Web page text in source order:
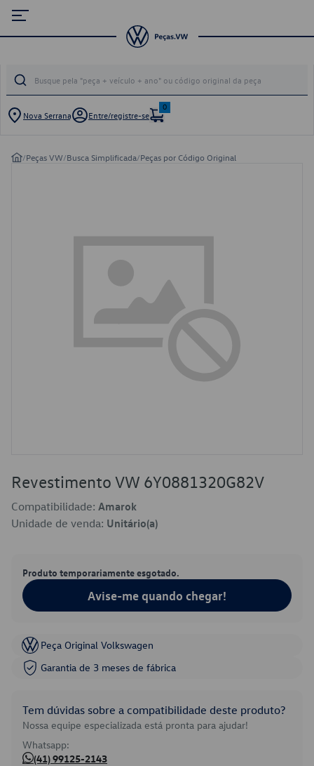
Nova Serrana Entre/registre-se
0
/Peças VW/Busca Simplificada/Peças por Código Original
Revestimento VW 6Y0881320G82V
Compatibilidade: Amarok
Unidade de venda: Unitário(a)
Produto temporariamente esgotado.
Avise-me quando chegar!
Peça Original Volkswagen
Garantia de 3 meses de fábrica
Tem dúvidas sobre a compatibilidade deste produto?
Nossa equipe especializada está pronta para ajudar!
Whatsapp:
(41) 99125-2143